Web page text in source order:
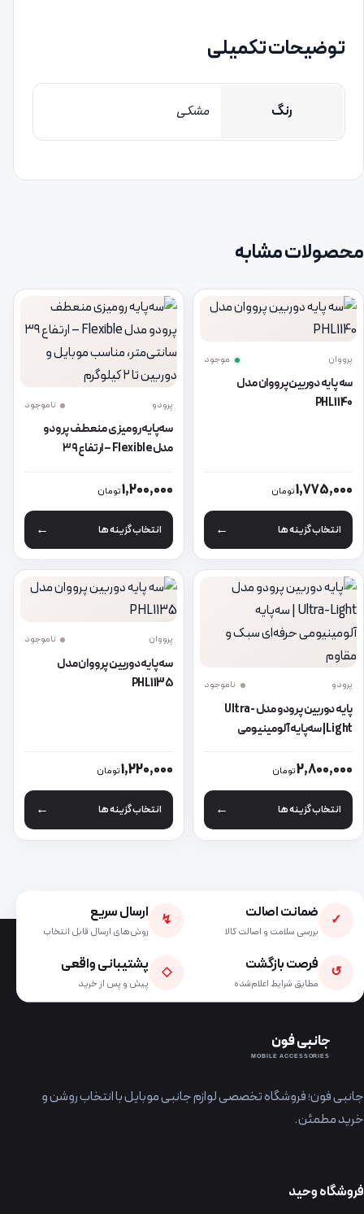
توضیحات تکمیلی
رنگ مشکی
محصولات مشابه
پرووان موجود
سه پایه دوربین پرووان مدل
PHL1140
1,775,000تومان
انتخاب گزینه ها
این محصول دارای انواع مختلفی می باشد. گزینه ها ممکن است در
پرودو ناموجود
سه‌پایه رومیزی منعطف پرودو
مدل Flexible – ارتفاع ۳۹
تا ۲ کیلوگرم
1,200,000تومان
انتخاب گزینه ها
این محصول دارای انواع مختلفی
پرودو ناموجود
پایه دوربین پرودو مدل Ultra-
Light | سه‌پایه آلومینیومی
2,800,000تومان
انتخاب گزینه ها
این محصول دارای انواع مختلفی می باشد. گزینه ها ممکن است در
پرووان ناموجود
سه پایه دوربین پرووان مدل
PHL1135
1,220,000تومان
انتخاب گزینه ها
این محصول دارای انواع مختلفی
✓ ضمانت اصالت
بررسی سلامت و اصالت کالا
↯ ارسال سریع
روش‌های ارسال قابل انتخاب
↺ فرصت بازگشت
مطابق شرایط اعلام‌شده
◇ پشتیبانی واقعی
پیش و پس از خرید
جانبی فون
MOBILE ACCESSORIES
جانبی فون؛ فروشگاه تخصصی لوازم جانبی موبایل با انتخاب روشن و
خرید مطمئن.
فروشگاه وحید